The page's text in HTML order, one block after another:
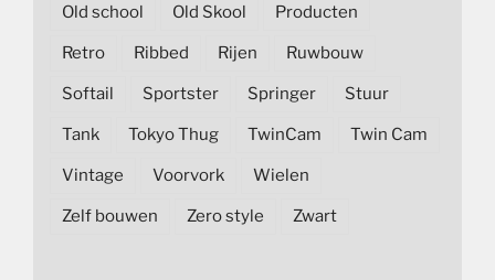
Old school Old Skool Producten
Retro Ribbed Rijen Ruwbouw
Softail Sportster Springer Stuur
Tank Tokyo Thug TwinCam Twin Cam
Vintage Voorvork Wielen
Zelf bouwen Zero style Zwart